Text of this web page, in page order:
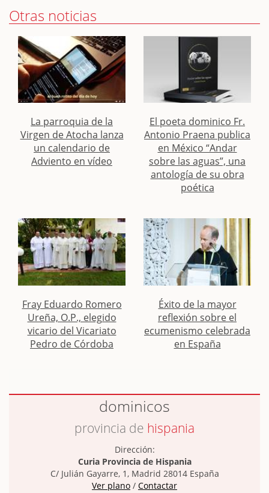
Otras noticias
La parroquia de la
Virgen de Atocha lanza
un calendario de
Adviento en vídeo
El poeta dominico Fr.
Antonio Praena publica
en México “Andar
sobre las aguas”, una
antología de su obra
poética
Fray Eduardo Romero
Ureña, O.P., elegido
vicario del Vicariato
Pedro de Córdoba
Éxito de la mayor
reflexión sobre el
ecumenismo celebrada
en España
dominicos
provincia de hispania
Dirección:
Curia Provincia de Hispania
C/ Julián Gayarre, 1, Madrid 28014 España
Ver plano / Contactar